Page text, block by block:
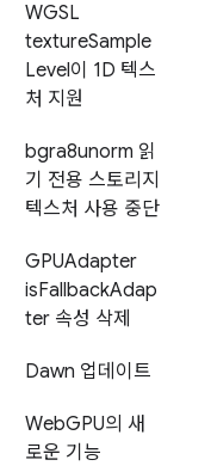
WGSL
textureSample
Level이 1D 텍스
처 지원
bgra8unorm 읽
기 전용 스토리지
텍스처 사용 중단
GPUAdapter
isFallbackAdap
ter 속성 삭제
Dawn 업데이트
WebGPU의 새
로운 기능